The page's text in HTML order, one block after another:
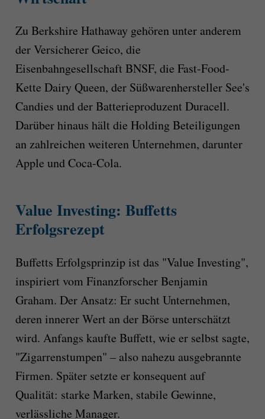
Zu Berkshire Hathaway gehören unter anderem
der Versicherer Geico, die
Eisenbahngesellschaft BNSF, die Fast-Food-
Kette Dairy Queen, der Süßwarenhersteller See's
Candies und der Batterieproduzent Duracell.
Darüber hinaus hält die Holding Beteiligungen
an zahlreichen weiteren Unternehmen, darunter
Apple und Coca-Cola.
Value Investing: Buffetts
Erfolgsrezept
Buffetts Erfolgsprinzip ist das "Value Investing",
inspiriert vom Finanzforscher Benjamin
Graham. Der Ansatz: Er sucht Unternehmen,
deren innerer Wert an der Börse unterschätzt
wird. Anfangs kaufte Buffett, wie er selbst sagte,
"Zigarrenstumpen" – also nahezu ausgebrannte
Firmen. Später setzte er konsequent auf
Qualität: starke Marken, stabile Gewinne,
verlässliche Manager.